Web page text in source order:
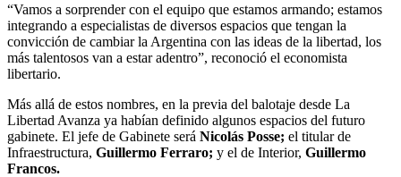
“Vamos a sorprender con el equipo que estamos armando; estamos
integrando a especialistas de diversos espacios que tengan la
convicción de cambiar la Argentina con las ideas de la libertad, los
más talentosos van a estar adentro”, reconoció el economista
libertario.
Más allá de estos nombres, en la previa del balotaje desde La
Libertad Avanza ya habían definido algunos espacios del futuro
gabinete. El jefe de Gabinete será Nicolás Posse; el titular de
Infraestructura, Guillermo Ferraro; y el de Interior, Guillermo
Francos.